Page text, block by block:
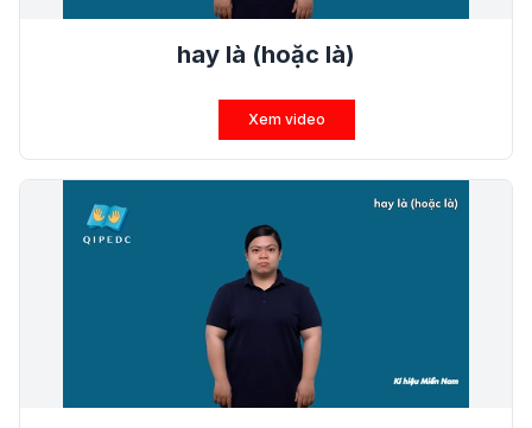
hay là (hoặc là)
Xem video